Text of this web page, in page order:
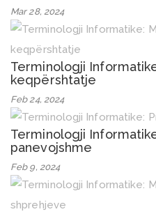
Mar 28, 2024
Terminologji
keqpërshtatje
Feb 24, 2024
Terminologji
panevojshme
Feb 9, 2024